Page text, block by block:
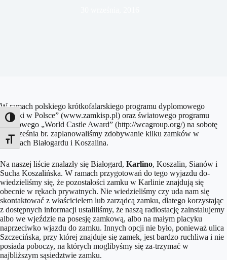
Toggle High Contrast
Toggle Font size
W ramach polskiego krótkofalarskiego programu dyplomowego
„Zamki w Polsce” (www.zamkisp.pl) oraz światowego programu
zamkowego „World Castle Award” (http://wcagroup.org/) na sobotę
17 września br. zaplanowaliśmy zdobywanie kilku zamków w
okolicach Białogardu i Koszalina.
Na naszej liście znalazły się Białogard, Karlino, Koszalin, Sianów i
Sucha Koszalińska. W ramach przygotowań do tego wyjazdu do-
wiedzieliśmy się, że pozostałości zamku w Karlinie znajdują się
obecnie w rękach prywatnych. Nie wiedzieliśmy czy uda nam się
skontaktować z właścicielem lub zarządcą zamku, dlatego korzystając
z dostępnych informacji ustaliliśmy, że naszą radiostację zainstalujemy
albo we wjeździe na posesję zamkową, albo na małym placyku
naprzeciwko wjazdu do zamku. Innych opcji nie było, ponieważ ulica
Szczecińska, przy której znajduje się zamek, jest bardzo ruchliwa i nie
posiada poboczy, na których moglibyśmy się za-trzymać w
najbliższym sąsiedztwie zamku.